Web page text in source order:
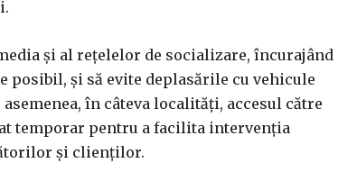
și al rețelelor de socializare, încurajând
posibil, și să evite deplasările cu vehicule
în câteva localități, accesul către
temporar pentru a facilita intervenția
și clienților.